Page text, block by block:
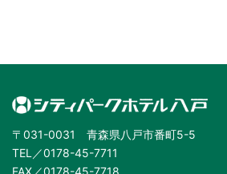
〒031-0031 青森県八戸市番町5-5
TEL／0178-45-7711